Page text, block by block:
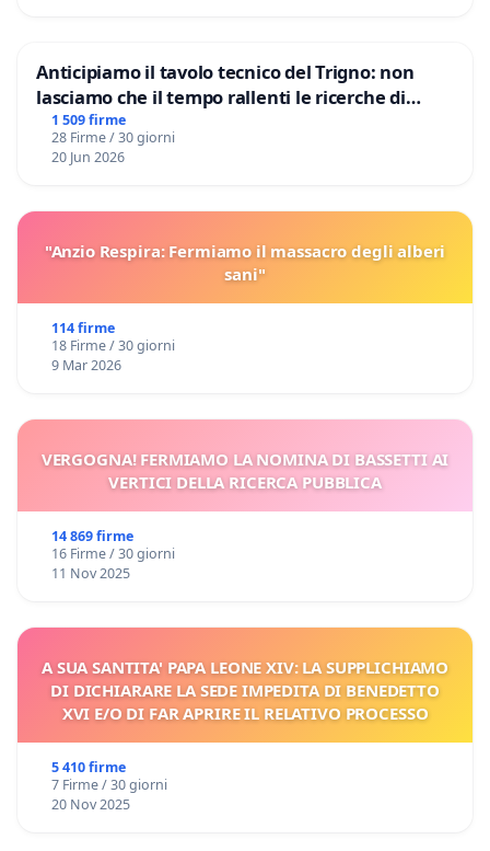
Anticipiamo il tavolo tecnico del Trigno: non
lasciamo che il tempo rallenti le ricerche di
Domenico Racanati
1 509 firme
28 Firme / 30 giorni
20 Jun 2026
"Anzio Respira: Fermiamo il massacro degli alberi
sani"
114 firme
18 Firme / 30 giorni
9 Mar 2026
VERGOGNA! FERMIAMO LA NOMINA DI BASSETTI AI
VERTICI DELLA RICERCA PUBBLICA
14 869 firme
16 Firme / 30 giorni
11 Nov 2025
A SUA SANTITA' PAPA LEONE XIV: LA SUPPLICHIAMO
DI DICHIARARE LA SEDE IMPEDITA DI BENEDETTO
XVI E/O DI FAR APRIRE IL RELATIVO PROCESSO
5 410 firme
7 Firme / 30 giorni
20 Nov 2025